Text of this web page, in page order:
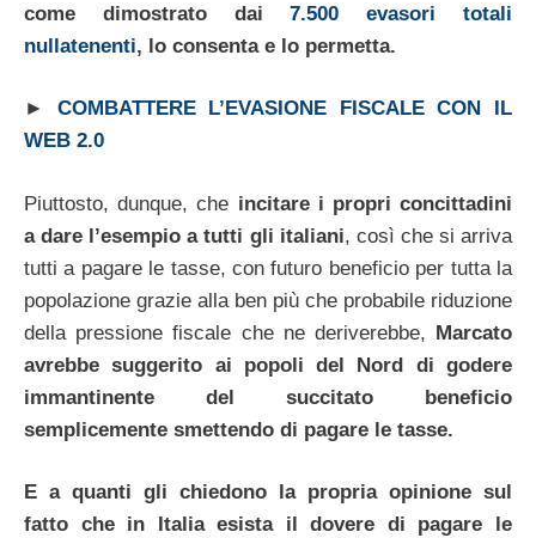
come dimostrato dai7.500 evasori totali
nullatenenti, lo consenta e lo permetta.
► COMBATTERE L’EVASIONE FISCALE CON IL
WEB 2.0
Piuttosto, dunque, che incitare i propri concittadini
a dare l’esempio a tutti gli italiani, così che si arriva
tutti a pagare le tasse, con futuro beneficio per tutta la
popolazione grazie alla ben più che probabile riduzione
della pressione fiscale che ne deriverebbe, Marcato
avrebbe suggerito ai popoli del Nord di godere
immantinente del succitato beneficio
semplicemente smettendo di pagare le tasse.
E a quanti gli chiedono la propria opinione sul
fatto che in Italia esista il dovere di pagare le